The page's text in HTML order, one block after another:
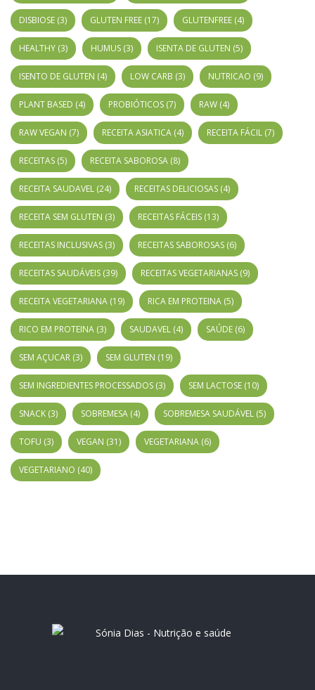
DISBIOSE (3) GLUTEN FREE (17) GLUTENFREE (4)
HEALTHY (3) HUMUS (3) ISENTA DE GLUTEN (5)
ISENTO DE GLUTEN (4) LOW CARB (3) NUTRICAO (9)
PLANT BASED (4) PROBIÓTICOS (7) RAW (4)
RAW VEGAN (7) RECEITA ASIATICA (4) RECEITA FÁCIL (7)
RECEITAS (5) RECEITA SABOROSA (8)
RECEITA SAUDAVEL (24) RECEITAS DELICIOSAS (4)
RECEITA SEM GLUTEN (3) RECEITAS FÁCEIS (13)
RECEITAS INCLUSIVAS (3) RECEITAS SABOROSAS (6)
RECEITAS SAUDÁVEIS (39) RECEITAS VEGETARIANAS (9)
RECEITA VEGETARIANA (19) RICA EM PROTEINA (5)
RICO EM PROTEINA (3) SAUDAVEL (4) SAÚDE (6)
SEM AÇUCAR (3) SEM GLUTEN (19)
SEM INGREDIENTES PROCESSADOS (3) SEM LACTOSE (10)
SNACK (3) SOBREMESA (4) SOBREMESA SAUDÁVEL (5)
TOFU (3) VEGAN (31) VEGETARIANA (6)
VEGETARIANO (40)